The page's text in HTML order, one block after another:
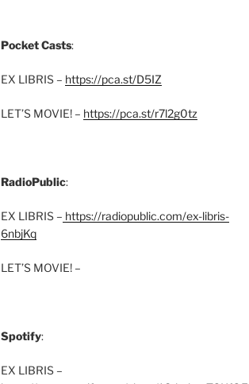
Pocket Casts:
EX LIBRIS – https://pca.st/D5IZ
LET’S MOVIE! – https://pca.st/r7l2g0tz
RadioPublic:
EX LIBRIS – https://radiopublic.com/ex-libris-
6nbjKq
LET’S MOVIE! –
Spotify:
EX LIBRIS –